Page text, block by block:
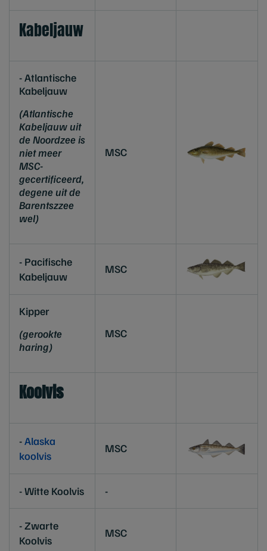
Kabeljauw
- Atlantische
Kabeljauw
(Atlantische
Kabeljauw uit
de Noordzee is
niet meer
MSC-
gecertificeerd,
degene uit de
Barentszzee
wel)
MSC
- Pacifische
Kabeljauw
MSC
Kipper
(gerookte
haring)
MSC
Koolvis
-Alaska
koolvis
MSC
- Witte Koolvis -
- Zwarte
Koolvis
MSC